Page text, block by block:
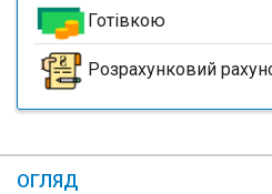
Готівкою
Розрахунковий
ОГЛЯД